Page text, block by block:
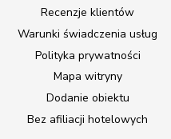
Recenzje klientów
Warunki świadczenia usług
Polityka prywatności
Mapa witryny
Dodanie obiektu
Bez afiliacji hotelowych